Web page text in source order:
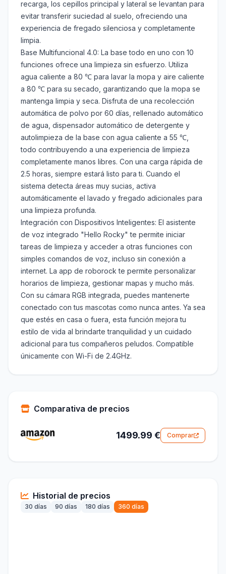
recarga, los cepillos principal y lateral se levantan para
evitar transferir suciedad al suelo, ofreciendo una
experiencia de fregado silenciosa y completamente
limpia.
Base Multifuncional 4.0: La base todo en uno con 10
funciones ofrece una limpieza sin esfuerzo. Utiliza
agua caliente a 80 ℃ para lavar la mopa y aire caliente
a 80 ℃ para su secado, garantizando que la mopa se
mantenga limpia y seca. Disfruta de una recolección
automática de polvo por 60 días, rellenado automático
de agua, dispensador automático de detergente y
autolimpieza de la base con agua caliente a 55 ℃,
todo contribuyendo a una experiencia de limpieza
completamente manos libres. Con una carga rápida de
2.5 horas, siempre estará listo para ti. Cuando el
sistema detecta áreas muy sucias, activa
automáticamente el lavado y fregado adicionales para
una limpieza profunda.
Integración con Dispositivos Inteligentes: El asistente
de voz integrado "Hello Rocky" te permite iniciar
tareas de limpieza y acceder a otras funciones con
simples comandos de voz, incluso sin conexión a
internet. La app de roborock te permite personalizar
horarios de limpieza, gestionar mapas y mucho más.
Con su cámara RGB integrada, puedes mantenerte
conectado con tus mascotas como nunca antes. Ya sea
que estés en casa o fuera, esta función mejora tu
estilo de vida al brindarte tranquilidad y un cuidado
adicional para tus compañeros peludos. Compatible
únicamente con Wi-Fi de 2.4GHz.
Comparativa de precios
1499.99 € Comprar
Historial de precios
30 días 90 días 180 días 360 días